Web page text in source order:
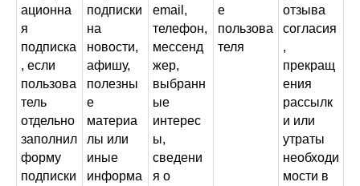
ационна
я
подписка
, если
пользова
тель
отдельно
заполнил
форму
подписки
подписки
на
новости,
афишу,
полезны
е
материа
лы или
иные
информа
email,
телефон,
мессенд
жер,
выбранн
ые
интерес
ы,
сведени
я о
е
пользова
теля
отзыва
согласия
,
прекращ
ения
рассылк
и или
утраты
необходи
мости в